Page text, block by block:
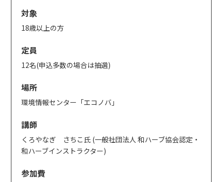
対象
18歳以上の方
定員
12名(申込多数の場合は抽選)
場所
環境情報センター「エコノバ」
講師
くろやなぎ さちこ氏 (一般社団法人 和ハーブ協会認定・
和ハーブインストラクター)
参加費